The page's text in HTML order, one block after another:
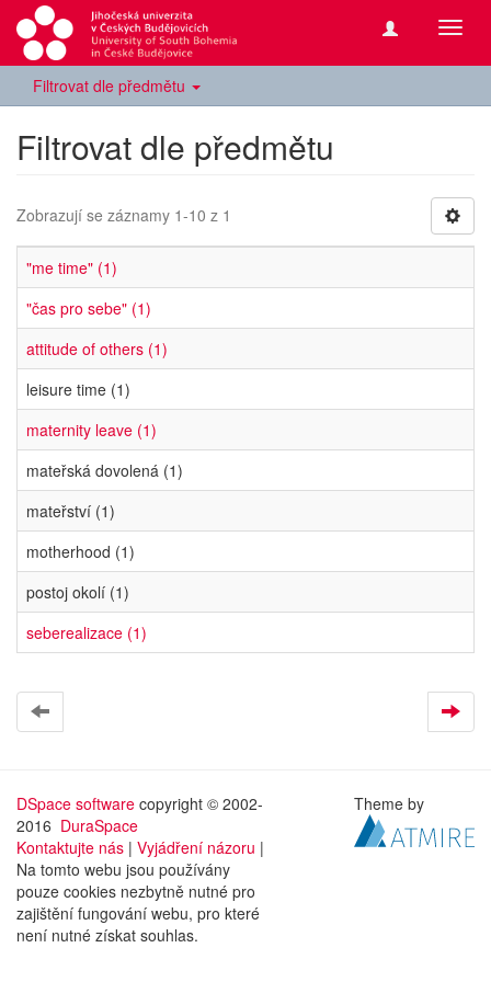
Filtrovat dle předmětu
Filtrovat dle předmětu
Zobrazují se záznamy 1-10 z 1
"me time" (1)
"čas pro sebe" (1)
attitude of others (1)
leisure time (1)
maternity leave (1)
mateřská dovolená (1)
mateřství (1)
motherhood (1)
postoj okolí (1)
seberealizace (1)
DSpace software copyright © 2002-
2016 DuraSpace
Kontaktujte nás | Vyjádření názoru |
Na tomto webu jsou používány
pouze cookies nezbytně nutné pro
zajištění fungování webu, pro které
není nutné získat souhlas.
Theme by